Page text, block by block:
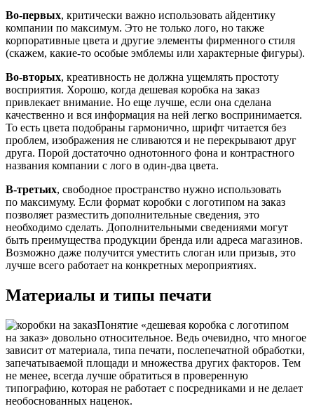
Во-первых, критически важно использовать айдентику
компании по максимум. Это не только лого, но также
корпоративные цвета и другие элементы фирменного стиля
(скажем, какие-то особые эмблемы или характерные фигуры).
Во-вторых, креативность не должна ущемлять простоту
восприятия. Хорошо, когда дешевая коробка на заказ
привлекает внимание. Но еще лучше, если она сделана
качественно и вся информация на ней легко воспринимается.
То есть цвета подобраны гармонично, шрифт читается без
проблем, изображения не сливаются и не перекрывают друг
друга. Порой достаточно однотонного фона и контрастного
названия компании с лого в один-два цвета.
В-третьих, свободное пространство нужно использовать
по максимуму. Если формат коробки с логотипом на заказ
позволяет разместить дополнительные сведения, это
необходимо сделать. Дополнительными сведениями могут
быть преимущества продукции бренда или адреса магазинов.
Возможно даже получится уместить слоган или призыв, это
лучше всего работает на конкретных мероприятиях.
Материалы и типы печати
Понятие «дешевая коробка с логотипом
на заказ» довольно относительное. Ведь очевидно, что многое
зависит от материала, типа печати, послепечатной обработки,
запечатываемой площади и множества других факторов. Тем
не менее, всегда лучше обратиться в проверенную
типографию, которая не работает с посредниками и не делает
необоснованных наценок.